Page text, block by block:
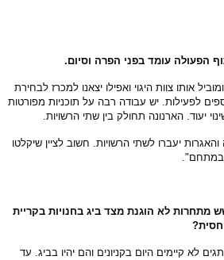
עומד בפני הפרה וסיום.
אותו צוות היגוי ואפילו יצאנו למכרז לבחירת
לפעילות. יש עבודה רבה על תוכניות מפורטות
הארנונה תחולק בין שתי הרשויות.
יעברו לשתי הרשויות. חשוב לציין שיקלטו
לא הוגנת מצד ביג בחנויות בקריית
לא קיימים היום בקניונים והם יהיו בביג. עד